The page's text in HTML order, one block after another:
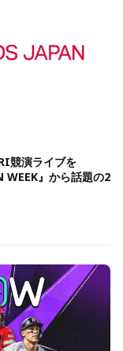
競演ライブを
』から話題の2